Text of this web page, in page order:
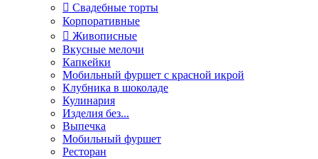
Свадебные торты
Корпоративные
Живописные
Вкусные мелочи
Капкейки
Мобильный фуршет с красной икрой
Клубника в шоколаде
Кулинария
Изделия без...
Выпечка
Мобильный фуршет
Ресторан